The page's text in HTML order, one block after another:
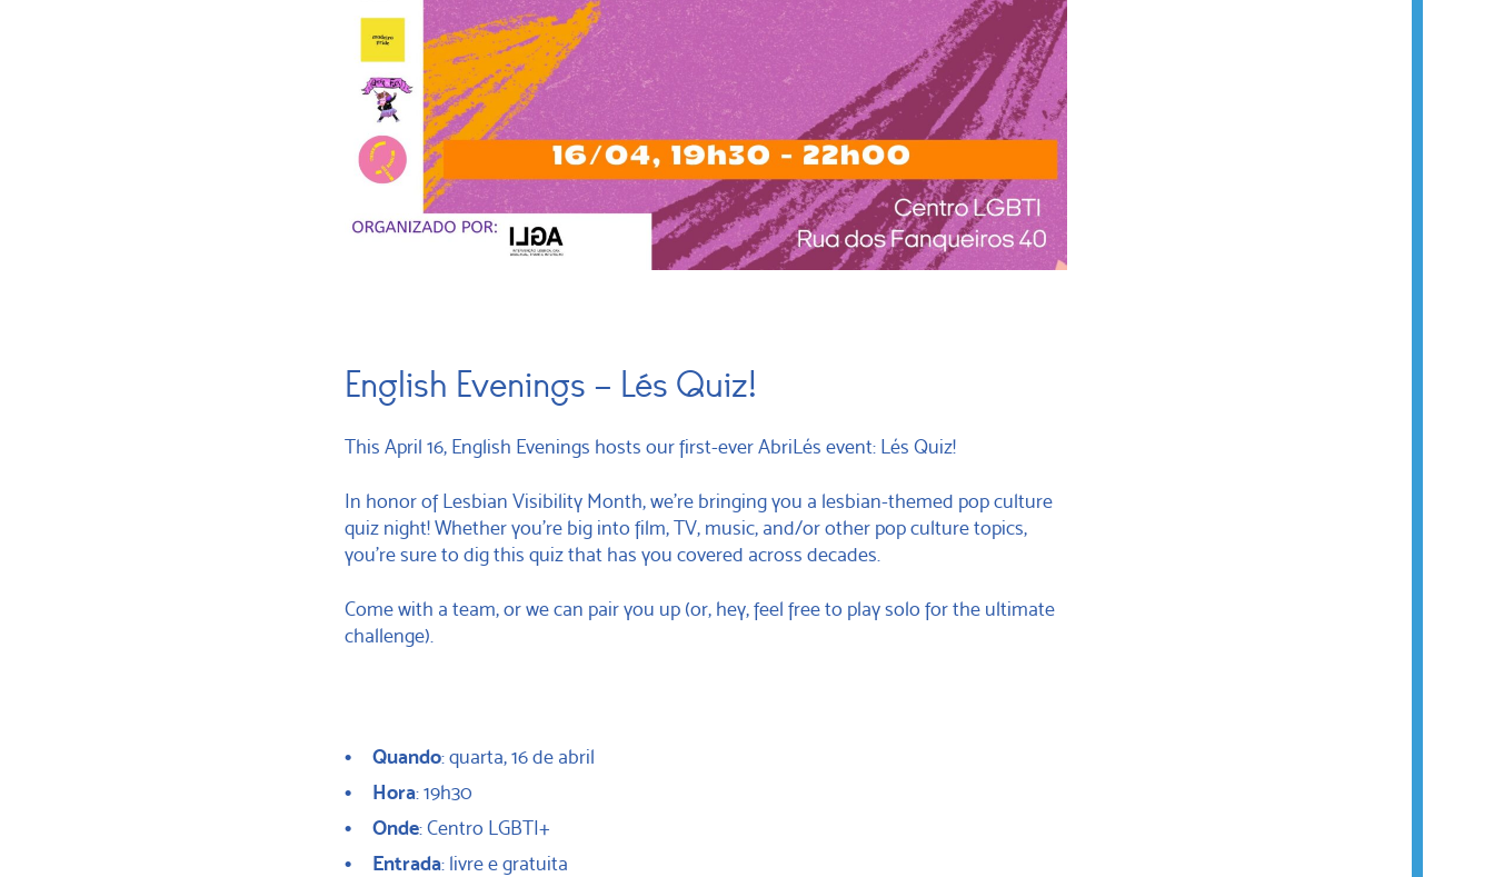
English Evenings – Lés Quiz!
This April 16, English Evenings hosts our first-ever AbriLés event: Lés Quiz!
In honor of Lesbian Visibility Month, we’re bringing you a lesbian-themed pop culture
quiz night! Whether you’re big into film, TV, music, and/or other pop culture topics,
you’re sure to dig this quiz that has you covered across decades.
Come with a team, or we can pair you up (or, hey, feel free to play solo for the ultimate
challenge).
Quando: quarta, 16 de abril
Hora: 19h30
Onde: Centro LGBTI+
Entrada: livre e gratuita